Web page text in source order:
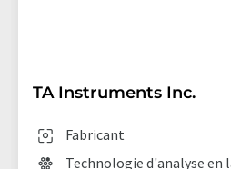
TA Instruments Inc.
Fabricant
Technologie d'analyse en